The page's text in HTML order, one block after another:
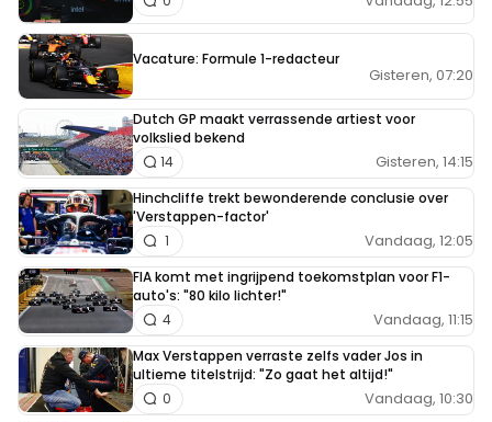
Vacature: Formule 1-redacteur
Gisteren, 07:20
Dutch GP maakt verrassende artiest voor
volkslied bekend
Gisteren, 14:15
14
Hinchcliffe trekt bewonderende conclusie over
'Verstappen-factor'
Vandaag, 12:05
1
FIA komt met ingrijpend toekomstplan voor F1-
auto's: "80 kilo lichter!"
Vandaag, 11:15
4
Max Verstappen verraste zelfs vader Jos in
ultieme titelstrijd: "Zo gaat het altijd!"
Vandaag, 10:30
0